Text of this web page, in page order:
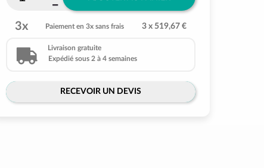
3x Paiement en 3x sans frais 3 x 519,67 €
Livraison gratuite
Expédié sous 2 à 4 semaines
RECEVOIR UN DEVIS